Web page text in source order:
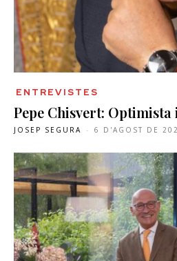
ENTREVISTES
Pepe Chisvert: Optimista
JOSEP SEGURA - 6 D'AGOST DE